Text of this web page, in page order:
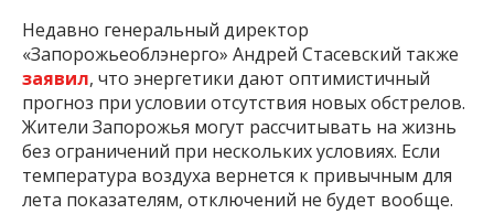
Недавно генеральный директор
«Запорожьеоблэнерго» Андрей Стасевский также
заявил, что энергетики дают оптимистичный
прогноз при условии отсутствия новых обстрелов.
Жители Запорожья могут рассчитывать на жизнь
без ограничений при нескольких условиях. Если
температура воздуха вернется к привычным для
лета показателям, отключений не будет вообще.